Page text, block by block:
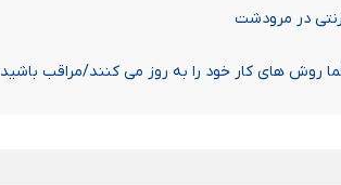
در مرودشت
روش های کار خود را به روز می کنند/مراقب باشید